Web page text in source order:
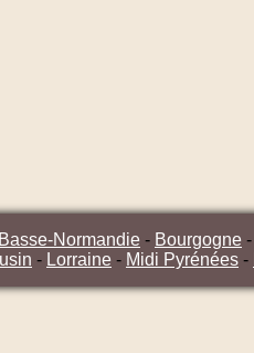
Basse-Normandie - Bourgogne -
- Lorraine - Midi Pyrénées -